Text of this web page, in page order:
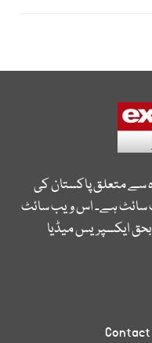
سے متعلق پاکستان کی
سائٹ ہے۔ اس ویب سائٹ
ایکسپریس میڈیا
Contact